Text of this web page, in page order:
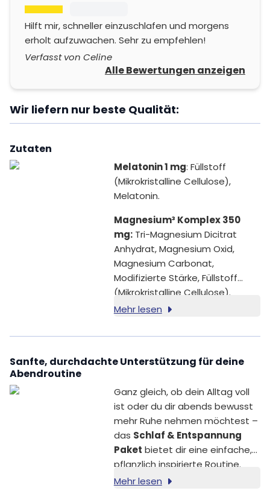
Hilft mir, schneller einzuschlafen und morgens
erholt aufzuwachen. Sehr zu empfehlen!
Verfasst von Celine
Alle Bewertungen anzeigen
Wir liefern nur beste Qualität:
Zutaten
Melatonin 1 mg: Füllstoff
(Mikrokristalline Cellulose),
Melatonin.
Magnesium³ Komplex 350
mg:Tri-Magnesium Dicitrat
Anhydrat, Magnesium Oxid,
Magnesium Carbonat,
Modifizierte Stärke, Füllstoff
(Mikrokristalline Cellulose).
Mehr lesen
Sanfte, durchdachte Unterstützung für deine
Abendroutine
Ganz gleich, ob dein Alltag voll
ist oder du dir abends bewusst
mehr Ruhe nehmen möchtest –
das Schlaf & Entspannung
Paket bietet dir eine einfache,
pflanzlich inspirierte Routine.
Diese drei sorgfältig
Mehr lesen